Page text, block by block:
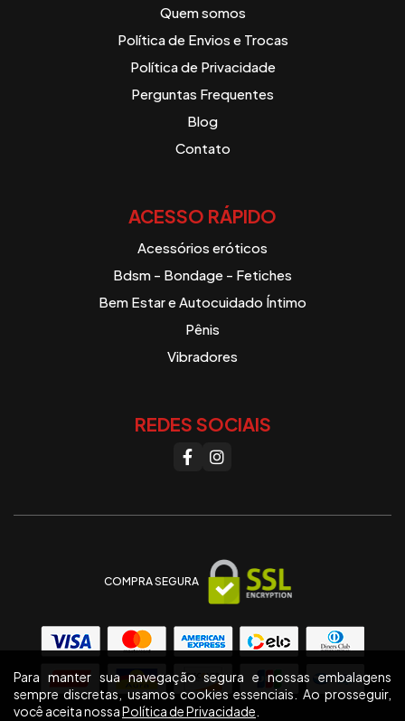
Quem somos
Política de Envios e Trocas
Política de Privacidade
Perguntas Frequentes
Blog
Contato
ACESSO RÁPIDO
Acessórios eróticos
Bdsm - Bondage - Fetiches
Bem Estar e Autocuidado Íntimo
Pênis
Vibradores
REDES SOCIAIS
COMPRA SEGURA
Para manter sua navegação segura e nossas embalagens
sempre discretas, usamos cookies essenciais. Ao prosseguir,
você aceita nossaPolítica de Privacidade